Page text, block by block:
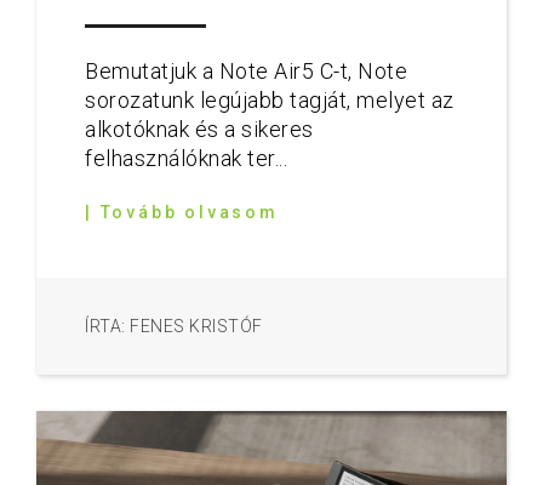
Bemutatjuk a Note Air5 C-t, Note
sorozatunk legújabb tagját, melyet az
alkotóknak és a sikeres
felhasználóknak ter...
| Tovább olvasom
ÍRTA: FENES KRISTÓF